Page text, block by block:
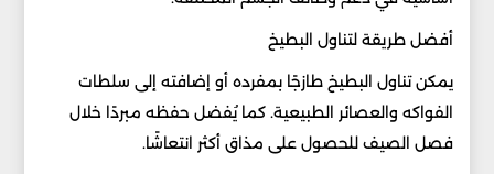
أفضل طريقة لتناول البطيخ
يمكن تناول البطيخ طازجًا بمفرده أو إضافته إلى سلطات
الفواكه والعصائر الطبيعية. كما يُفضل حفظه مبردًا خلال
فصل الصيف للحصول على مذاق أكثر انتعاشًا.